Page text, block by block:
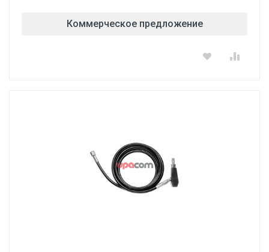
Коммерческое предложение